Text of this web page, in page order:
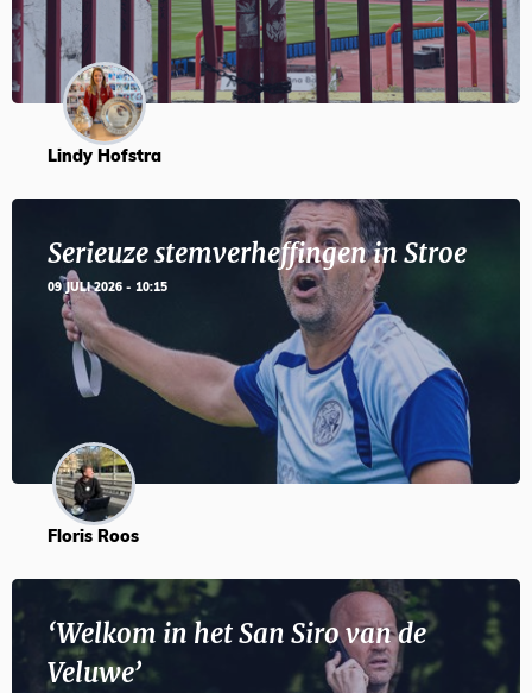
Lindy Hofstra
Serieuze stemverheffingen in Stroe
09 JULI 2026 - 10:15
Floris Roos
‘Welkom in het San Siro van de
Veluwe’